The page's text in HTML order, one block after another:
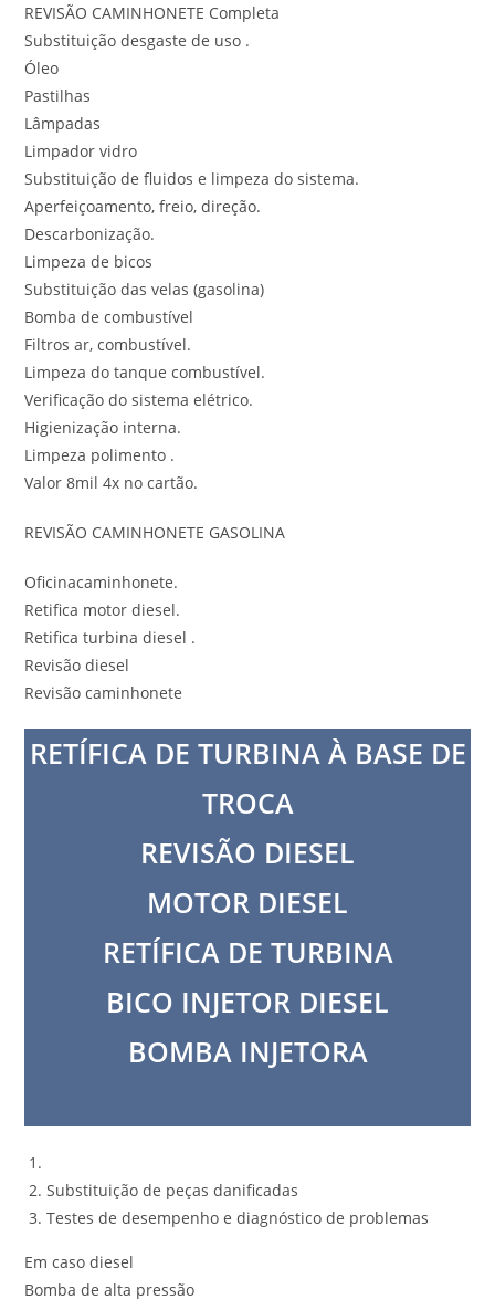
REVISÃO CAMINHONETE Completa
Substituição desgaste de uso .
Óleo
Pastilhas
Lâmpadas
Limpador vidro
Substituição de fluidos e limpeza do sistema.
Aperfeiçoamento, freio, direção.
Descarbonização.
Limpeza de bicos
Substituição das velas (gasolina)
Bomba de combustível
Filtros ar, combustível.
Limpeza do tanque combustível.
Verificação do sistema elétrico.
Higienização interna.
Limpeza polimento .
Valor 8mil 4x no cartão.
REVISÃO CAMINHONETE GASOLINA
Oficinacaminhonete.
Retifica motor diesel.
Retifica turbina diesel .
Revisão diesel
Revisão caminhonete
RETÍFICA DE TURBINA À BASE DE
TROCA
REVISÃO DIESEL
MOTOR DIESEL
RETÍFICA DE TURBINA
BICO INJETOR DIESEL
BOMBA INJETORA
Substituição de peças danificadas
Testes de desempenho e diagnóstico de problemas
Em caso diesel
Bomba de alta pressão